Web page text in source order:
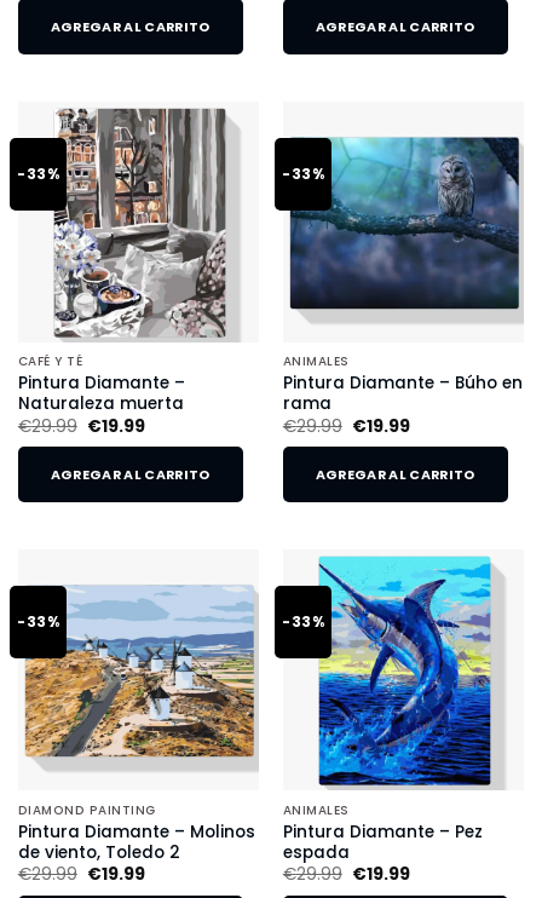
AGREGAR AL CARRITO AGREGAR AL CARRITO
-33%
CAFÉ Y TÉ
Pintura Diamante –
Naturaleza muerta
€29.99 €19.99
AGREGAR AL CARRITO
-33%
ANIMALES
Pintura Diamante – Búho en
rama
€29.99 €19.99
AGREGAR AL CARRITO
-33%
DIAMOND PAINTING
Pintura Diamante – Molinos
de viento, Toledo 2
€29.99 €19.99
-33%
ANIMALES
Pintura Diamante – Pez
espada
€29.99 €19.99